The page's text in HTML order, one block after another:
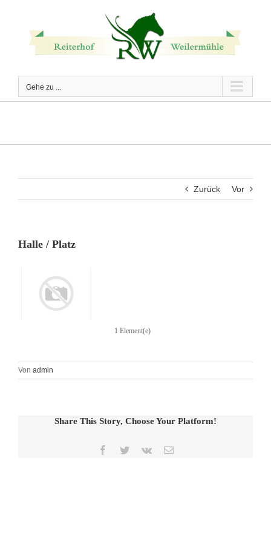
springen
Gehe zu ...
Zurück Vor
Halle / Platz
1 Element(e)
Von admin
Share This Story, Choose Your Platform!
Facebook
TwitterVk
E-